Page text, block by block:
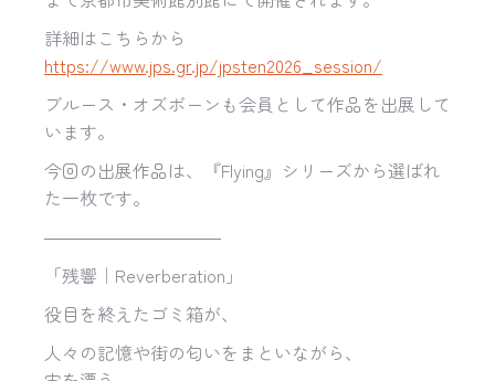
詳細はこちらから
https://www.jps.gr.jp/jpsten2026_session/
ブルース・オズボーンも会員として作品を出展して
います。
今回の出展作品は、『Flying』シリーズから選ばれ
た一枚です。
――――――――――
「残響｜Reverberation」
役目を終えたゴミ箱が、
人々の記憶や街の匂いをまといながら、